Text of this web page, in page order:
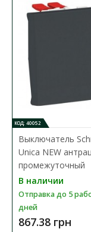
Выключатель
1мод.
Доступность: В
Отправка до 5
Выключатель
качественный
КОД: 40052
Выключатель
Unica NEW
промежуточный
В наличии
Отправка до 5
дней
867.38 грн